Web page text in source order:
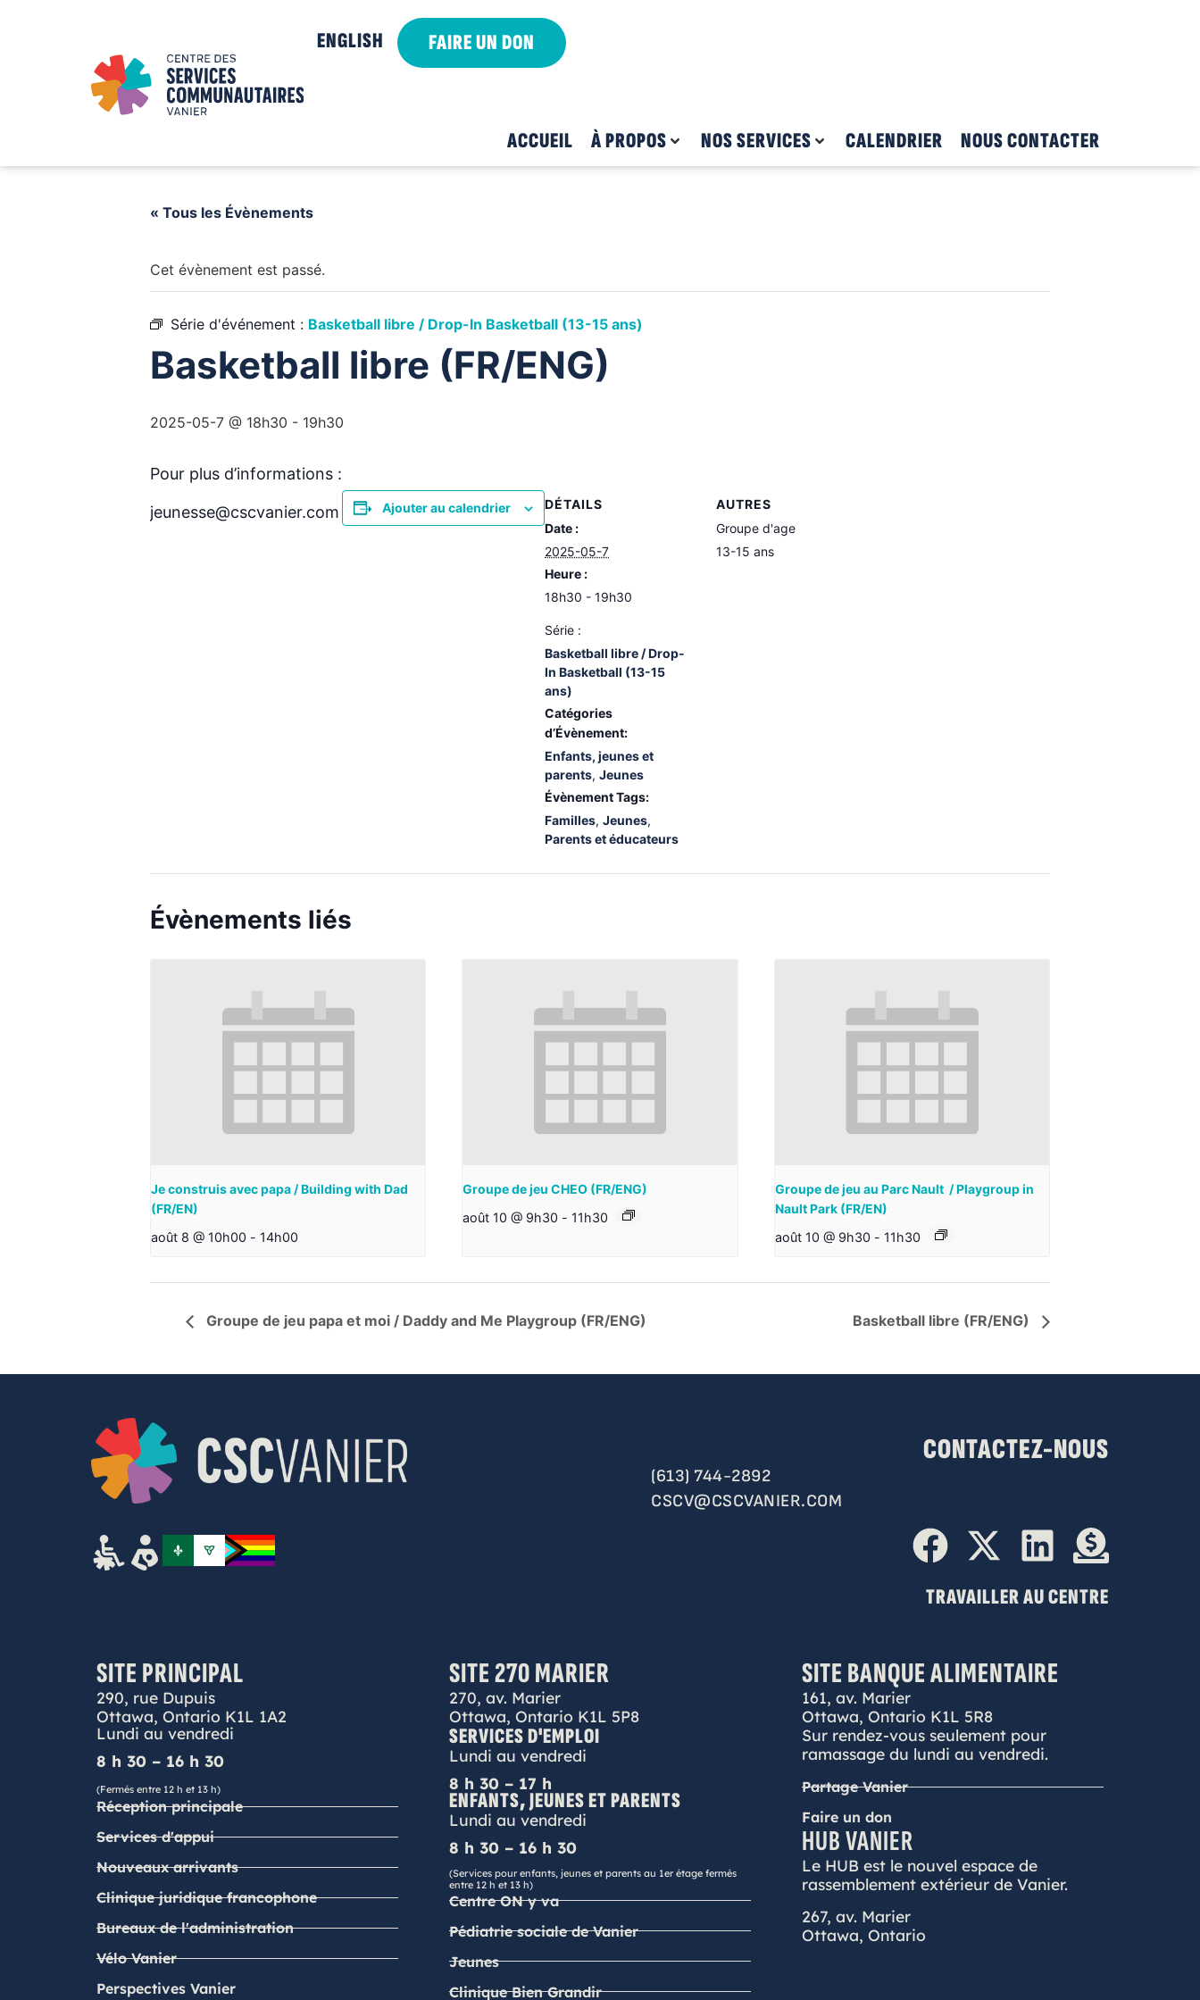
ENGLISH FAIRE UN DON
ACCUEIL À PROPOS NOS SERVICES CALENDRIER NOUS CONTACTER
« Tous les Évènements
Cet évènement est passé.
Série d'événement : Basketball libre / Drop-In Basketball (13-15 ans)
Basketball libre (FR/ENG)
2025-05-7 @ 18h30 - 19h30
Pour plus d’informations :
jeunesse@cscvanier.com Ajouter au calendrier
DÉTAILS
Date :
2025-05-7
Heure :
18h30 - 19h30
Série :
Basketball libre / Drop-
In Basketball (13-15
ans)
Catégories
d’Évènement:
Enfants, jeunes et
parents, Jeunes
Évènement Tags:
Familles, Jeunes,
Parents et éducateurs
AUTRES
Groupe d'age
13-15 ans
Évènements liés
Je construis avec papa / Building with Dad
(FR/EN)
août 8 @ 10h00 - 14h00
Groupe de jeu CHEO (FR/ENG)
août 10 @ 9h30 - 11h30
Groupe de jeu au Parc Nault / Playgroup in
Nault Park (FR/EN)
août 10 @ 9h30 - 11h30
Groupe de jeu papa et moi / Daddy and Me Playgroup (FR/ENG) Basketball libre (FR/ENG)
CONTACTEZ-NOUS
(613) 744-2892
CSCV@CSCVANIER.COM
TRAVAILLER AU CENTRE
SITE PRINCIPAL
290, rue Dupuis
Ottawa, Ontario K1L 1A2
Lundi au vendredi
8 h 30 – 16 h 30
(Fermés entre 12 h et 13 h)
Réception principale
Services d'appui
Nouveaux arrivants
Clinique juridique francophone
Bureaux de l'administration
Vélo Vanier
Perspectives Vanier
SITE 270 MARIER
270, av. Marier
Ottawa, Ontario K1L 5P8
SERVICES D'EMPLOI
Lundi au vendredi
8 h 30 – 17 h
ENFANTS, JEUNES ET PARENTS
Lundi au vendredi
8 h 30 – 16 h 30
(Services pour enfants, jeunes et parents au 1er étage fermés
entre 12 h et 13 h)
Centre ON y va
Pédiatrie sociale de Vanier
Jeunes
Clinique Bien Grandir
SITE BANQUE ALIMENTAIRE
161, av. Marier
Ottawa, Ontario K1L 5R8
Sur rendez-vous seulement pour
ramassage du lundi au vendredi.
Partage Vanier
Faire un don
HUB VANIER
Le HUB est le nouvel espace de
rassemblement extérieur de Vanier.
267, av. Marier
Ottawa, Ontario